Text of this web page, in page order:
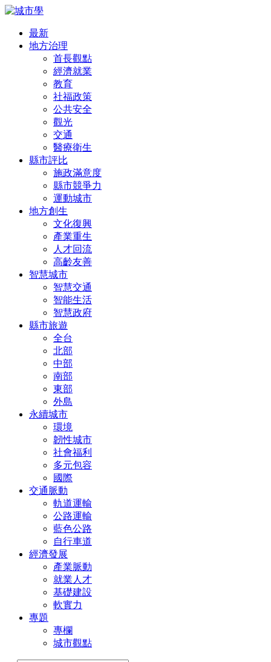
最新
地方治理
首長觀點
經濟就業
教育
社福政策
公共安全
觀光
交通
醫療衛生
縣市評比
施政滿意度
縣市競爭力
運動城市
地方創生
文化復興
產業重生
人才回流
高齡友善
智慧城市
智慧交通
智能生活
智慧政府
縣市旅遊
全台
北部
中部
南部
東部
外島
永續城市
環境
韌性城市
社會福利
多元包容
國際
交通脈動
軌道運輸
公路運輸
藍色公路
自行車道
經濟發展
產業脈動
就業人才
基礎建設
軟實力
專題
專欄
城市觀點